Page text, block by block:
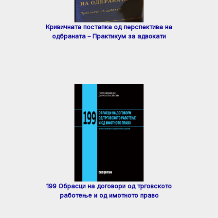
Кривичната постапка од перспектива на
одбраната – Практикум за адвокати
199 Обрасци на договори од трговското
работење и од имотното право